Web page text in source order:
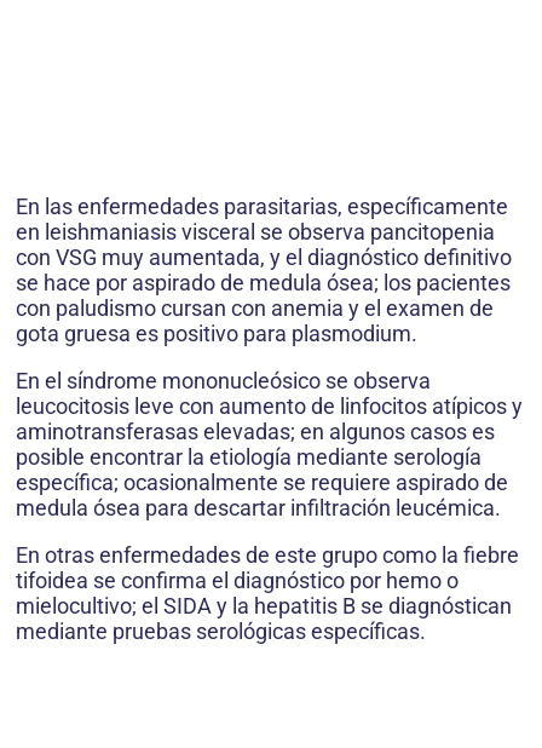
En las enfermedades parasitarias, específicamente
en leishmaniasis visceral se observa pancitopenia
con VSG muy aumentada, y el diagnóstico definitivo
se hace por aspirado de medula ósea; los pacientes
con paludismo cursan con anemia y el examen de
gota gruesa es positivo para plasmodium.
En el síndrome mononucleósico se observa
leucocitosis leve con aumento de linfocitos atípicos y
aminotransferasas elevadas; en algunos casos es
posible encontrar la etiología mediante serología
específica; ocasionalmente se requiere aspirado de
medula ósea para descartar infiltración leucémica.
En otras enfermedades de este grupo como la fiebre
tifoidea se confirma el diagnóstico por hemo o
mielocultivo; el SIDA y la hepatitis B se diagnóstican
mediante pruebas serológicas específicas.